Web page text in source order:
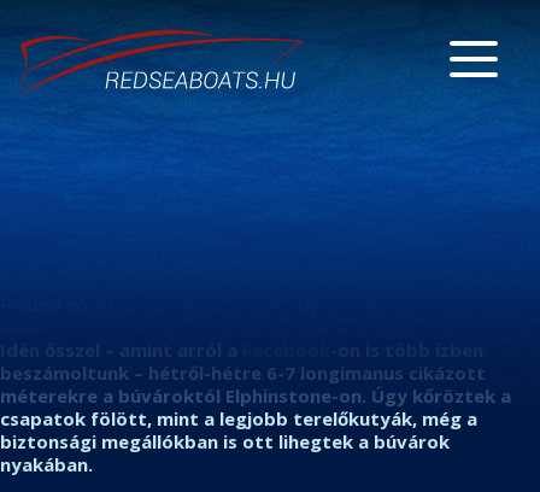
Idén ősszel – amint arról a
beszámoltunk – hétről-hétre 6-7 longimanus cikázott
méterekre a búvároktól Elphinstone-on. Úgy kőröztek a
csapatok fölött, mint a legjobb terelőkutyák, még a
biztonsági megállókban is ott lihegtek a búvárok
nyakában.